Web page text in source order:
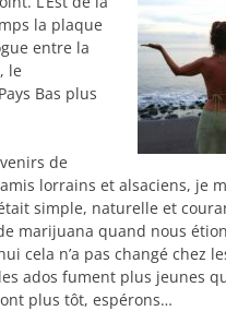
la plaque
entre la
le
Bas plus
de
lorrains et alsaciens, je
simple, naturelle et
marijuana quand nous
cela n’a pas changé chez
ados fument plus jeunes
plus tôt, espérons…